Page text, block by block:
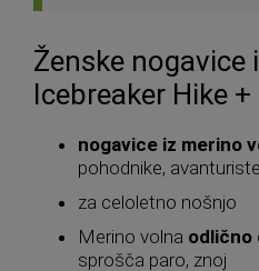
Ženske nogavice
Icebreaker Hike
nogavice iz merino
pohodnike, avanturiste,
za celoletno nošnjo
Merino volna odlično
sprošča paro, znoj